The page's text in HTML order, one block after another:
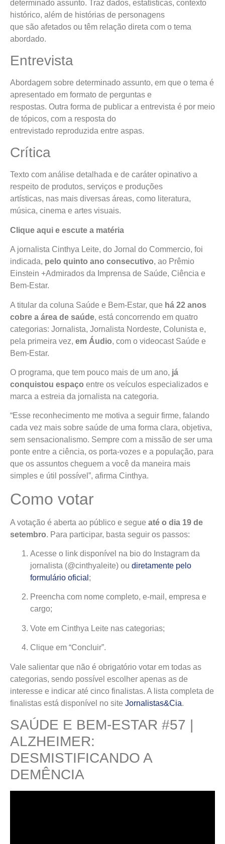
determinado assunto. Traz dados, estatísticas, contexto
histórico, além de histórias de personagens
que são afetados ou têm relação direta com o tema
abordado.
Entrevista
Abordagem sobre determinado assunto, em que o tema é
apresentado em formato de perguntas e
respostas. Outra forma de publicar a entrevista é por meio
de tópicos, com a resposta do
entrevistado reproduzida entre aspas.
Crítica
Texto com análise detalhada e de caráter opinativo a
respeito de produtos, serviços e produções
artísticas, nas mais diversas áreas, como literatura,
música, cinema e artes visuais.
Clique aqui e escute a matéria
A jornalista Cinthya Leite, do Jornal do Commercio, foi
indicada, pelo quinto ano consecutivo, ao Prêmio
Einstein +Admirados da Imprensa de Saúde, Ciência e
Bem-Estar.
A titular da coluna Saúde e Bem-Estar, que há 22 anos
cobre a área de saúde, está concorrendo em quatro
categorias: Jornalista, Jornalista Nordeste, Colunista e,
pela primeira vez, em Áudio, com o videocast Saúde e
Bem-Estar.
O programa, que tem pouco mais de um ano, já
conquistou espaço entre os veículos especializados e
marca a estreia da jornalista na categoria.
“Esse reconhecimento me motiva a seguir firme, falando
cada vez mais sobre saúde de uma forma clara, objetiva,
sem sensacionalismo. Sempre com a missão de ser uma
ponte entre a ciência, os porta-vozes e a população, para
que os assuntos cheguem a você da maneira mais
simples e útil possível”, afirma Cinthya.
Como votar
A votação é aberta ao público e segue até o dia 19 de
setembro. Para participar, basta seguir os passos:
Acesse o link disponível na bio do Instagram da
jornalista (@cinthyaleite) ou diretamente pelo
formulário oficial ;
Preencha com nome completo, e-mail, empresa e
cargo;
Vote em Cinthya Leite nas categorias;
Clique em “Concluir”.
Vale salientar que não é obrigatório votar em todas as
categorias, sendo possível escolher apenas as de
interesse e indicar até cinco finalistas. A lista completa de
finalistas está disponível no site Jornalistas&Cia.
SAÚDE E BEM-ESTAR #57 |
ALZHEIMER:
DESMISTIFICANDO A
DEMÊNCIA